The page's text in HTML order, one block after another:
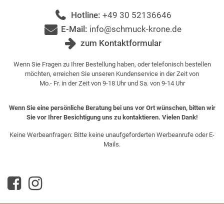
Hotline: +49 30 52136646
E-Mail: info@schmuck-krone.de
zum Kontaktformular
Wenn Sie Fragen zu Ihrer Bestellung haben, oder telefonisch bestellen
möchten, erreichen Sie unseren Kundenservice in der Zeit von
Mo.- Fr. in der Zeit von 9-18 Uhr und Sa. von 9-14 Uhr
Wenn Sie eine persönliche Beratung bei uns vor Ort wünschen, bitten wir
Sie vor Ihrer Besichtigung uns zu kontaktieren. Vielen Dank!
Keine Werbeanfragen: Bitte keine unaufgeforderten Werbeanrufe oder E-
Mails.